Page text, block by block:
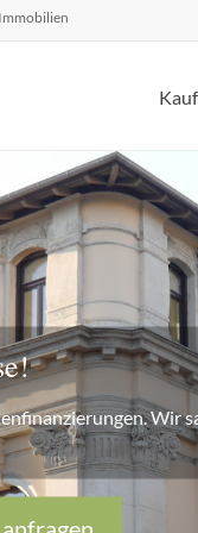
Wir